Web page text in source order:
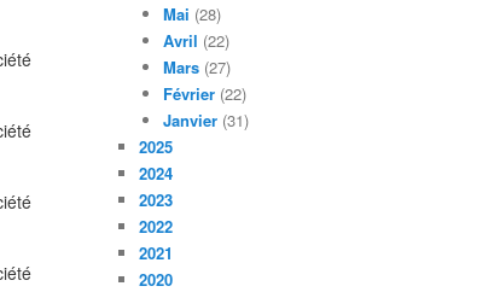
Mai (28)
Avril (22)
Mars (27)
Février (22)
Janvier (31)
2025
2024
2023
2022
2021
2020